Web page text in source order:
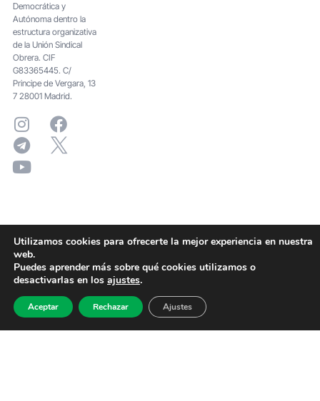
Democrática y
Autónoma dentro la
estructura organizativa
de la Unión Sindical
Obrera. CIF
G83365445. C/
Principe de Vergara, 13
7 28001 Madrid.
Utilizamos cookies para ofrecerte la mejor experiencia en nuestra
web.
Puedes aprender más sobre qué cookies utilizamos o
desactivarlas en los ajustes.
Aceptar Rechazar Ajustes